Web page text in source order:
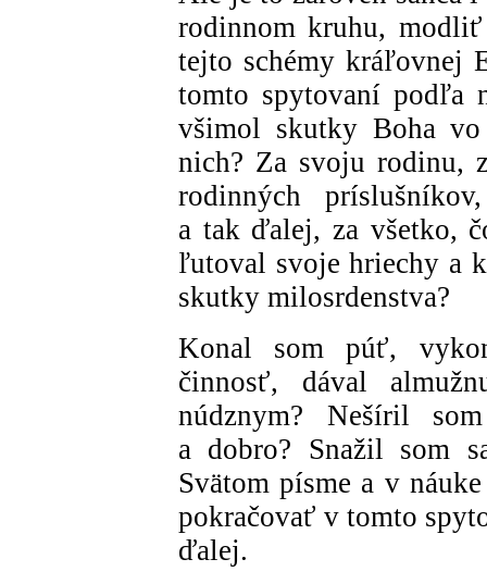
rodinnom kruhu, modliť
tejto schémy kráľovnej
tomto spytovaní podľa
všimol skutky Boha
nich? Za svoju rodinu,
rodinných
a tak ďalej, za všetko,
ľutoval svoje hriechy a
skutky milosrdenstva?
Konal som púť,
činnosť, dával
núdznym? Nešíril
a dobro? Snažil som
Svätom písme a v
pokračovať v tomto
ďalej.